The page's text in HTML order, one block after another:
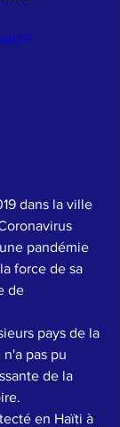
dans la ville
pandémie
force de sa
de
pays de la
pas pu
de la
en Haïti à